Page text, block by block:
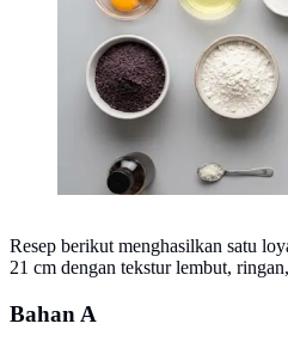
Resep berikut menghasilkan satu
21 cm dengan tekstur lembut,
Bahan A